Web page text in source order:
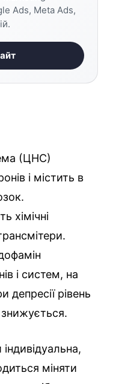
Ads, Meta Ads,
(ЦНС)
і містить в
хімічні
і систем, на
депресії рівень
знижується.
міняти